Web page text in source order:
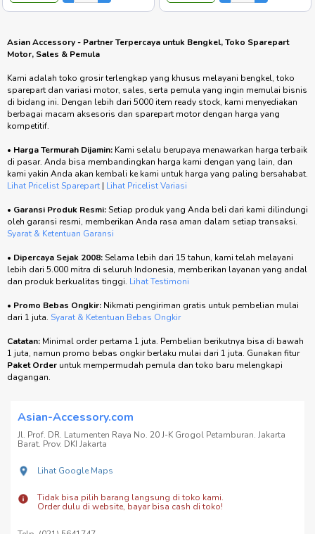
Asian Accessory - Partner Terpercaya untuk Bengkel, Toko Sparepart
Motor, Sales & Pemula
Kami adalah toko grosir terlengkap yang khusus melayani bengkel, toko
sparepart dan variasi motor, sales, serta pemula yang ingin memulai bisnis
di bidang ini. Dengan lebih dari 5000 item ready stock, kami menyediakan
berbagai macam aksesoris dan sparepart motor dengan harga yang
kompetitif.
• Harga Termurah Dijamin: Kami selalu berupaya menawarkan harga terbaik
di pasar. Anda bisa membandingkan harga kami dengan yang lain, dan
kami yakin Anda akan kembali ke kami untuk harga yang paling bersahabat.
Lihat Pricelist Sparepart | Lihat Pricelist Variasi
• Garansi Produk Resmi:Setiap produk yang Anda beli dari kami dilindungi
oleh garansi resmi, memberikan Anda rasa aman dalam setiap transaksi.
Syarat & Ketentuan Garansi
• Dipercaya Sejak 2008:Selama lebih dari 15 tahun, kami telah melayani
lebih dari 5.000 mitra di seluruh Indonesia, memberikan layanan yang andal
dan produk berkualitas tinggi. Lihat Testimoni
• Promo Bebas Ongkir: Nikmati pengiriman gratis untuk pembelian mulai
dari 1 juta. Syarat & Ketentuan Bebas Ongkir
Catatan: Minimal order pertama 1 juta. Pembelian berikutnya bisa di bawah
1 juta, namun promo bebas ongkir berlaku mulai dari 1 juta. Gunakan fitur
Paket Order untuk mempermudah pemula dan toko baru melengkapi
dagangan.
Asian-Accessory.com
Jl. Prof. DR. Latumenten Raya No. 20 J-K Grogol Petamburan. Jakarta
Barat. Prov. DKI Jakarta
Lihat Google Maps
Tidak bisa pilih barang langsung di toko kami.
Order dulu di website, bayar bisa cash di toko!